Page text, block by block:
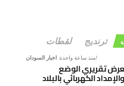
ترنديج لقطات
اخبار السودان منذ ساعة واحدة
تقريري الوضع
الكهربائي بالبلاد